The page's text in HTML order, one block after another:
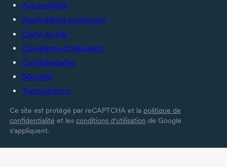
Accessibilité
Applications soutenues
Carte du site
Conditions d’utilisation
Confidentialité
Sécurité
Transparence
Ce site est protégé par reCAPTCHA et la politique de
confidentialité et les conditions d'utilisation de Google
s'appliquent.